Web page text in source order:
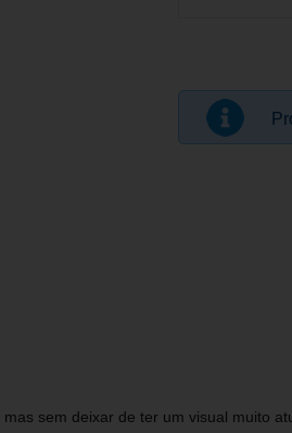
mas sem deixar de ter um visual muito